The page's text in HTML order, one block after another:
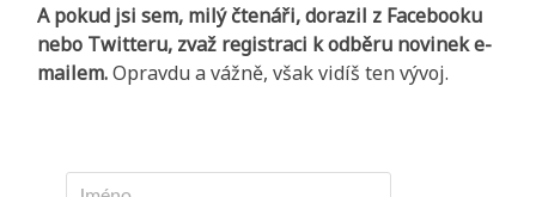
A pokud jsi sem, milý čtenáři, dorazil z Facebooku
nebo Twitteru, zvaž registraci k odběru novinek e-
mailem.Opravdu a vážně, však vidíš ten vývoj.